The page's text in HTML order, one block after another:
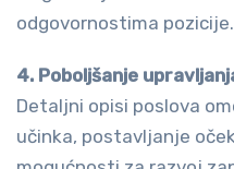
odgovornostima pozicije.
4. Poboljšanje
Detaljni opisi poslova
učinka, postavljanje